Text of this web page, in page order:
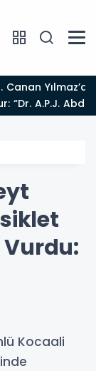
A.P.J. Abdul
Kocaali